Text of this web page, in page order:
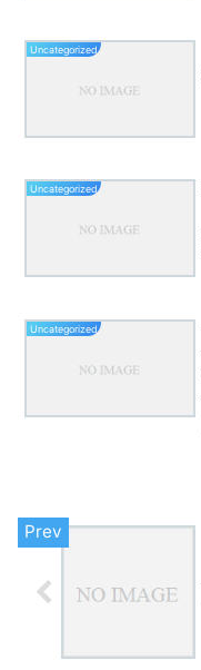
Uncategorized
Uncategorized
Uncategorized